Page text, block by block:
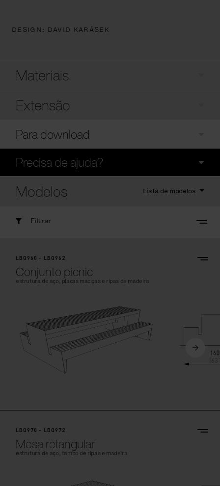
DESIGN: DAVID KARÁSEK
Materiais
Extensão
Para download
Precisa de ajuda?
Modelos Lista de modelos
Filtrar
LBQ960 - LBQ962
Conjunto picnic
estrutura de aço, placas maciças e ripas de madeira
LBQ970 - LBQ972
Mesa retangular
estrutura de aço, tampo de ripas e madeira